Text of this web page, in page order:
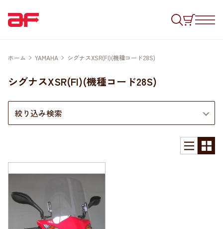
ホーム YAMAHA シグナスXSR(FI)(機種コード28S)
シグナスXSR(FI)(機種コード28S)
絞り込み検索